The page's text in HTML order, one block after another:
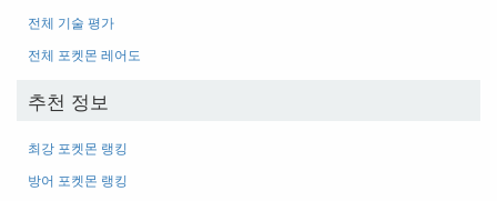
전체 기술 평가
전체 포켓몬 레어도
추천 정보
최강 포켓몬 랭킹
방어 포켓몬 랭킹